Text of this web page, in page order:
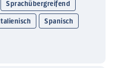
Sprachübergreifend
Italienisch Spanisch